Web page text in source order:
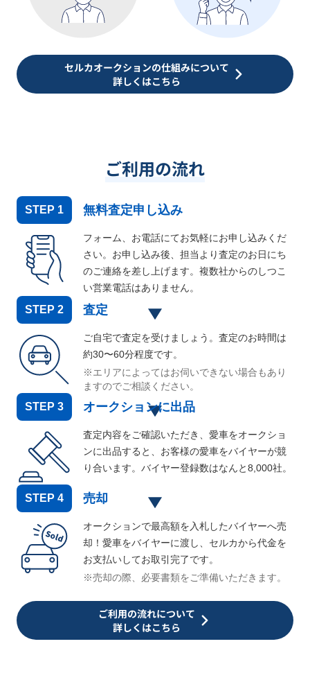
セルカオークションの仕組みについて
詳しくはこちら
ご利用の流れ
STEP 1 無料査定申し込み
フォーム、お電話にてお気軽にお申し込みくだ
さい。お申し込み後、担当より査定のお日にち
のご連絡を差し上げます。複数社からのしつこ
い営業電話はありません。
STEP 2 査定
ご自宅で査定を受けましょう。査定のお時間は
約30〜60分程度です。
※エリアによってはお伺いできない場合もあり
ますのでご相談ください。
STEP 3 オークションに出品
査定内容をご確認いただき、愛車をオークショ
ンに出品すると、お客様の愛車をバイヤーが競
り合います。バイヤー登録数はなんと8,000社。
STEP 4 売却
オークションで最高額を入札したバイヤーへ売
却！愛車をバイヤーに渡し、セルカから代金を
お支払いしてお取引完了です。
※売却の際、必要書類をご準備いただきます。
ご利用の流れについて
詳しくはこちら